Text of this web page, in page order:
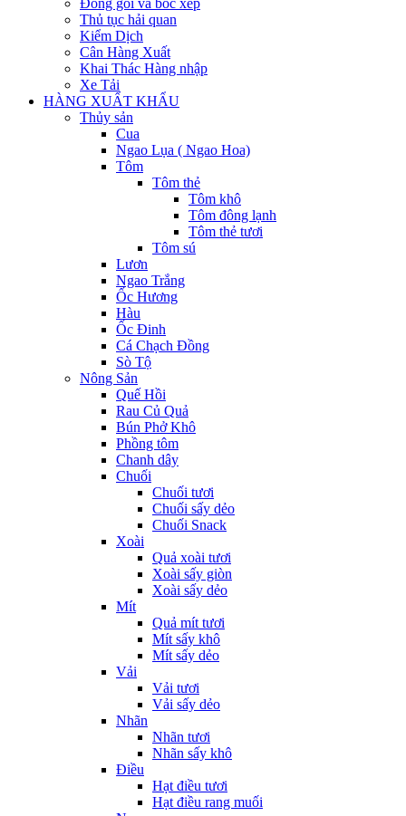
Đóng gói và bốc xếp
Thủ tục hải quan
Kiểm Dịch
Cân Hàng Xuất
Khai Thác Hàng nhập
Xe Tải
HÀNG XUẤT KHẨU
Thủy sản
Cua
Ngao Lụa ( Ngao Hoa)
Tôm
Tôm thẻ
Tôm khô
Tôm đông lạnh
Tôm thẻ tươi
Tôm sú
Lươn
Ngao Trắng
Ốc Hương
Hàu
Ốc Đinh
Cá Chạch Đồng
Sò Tộ
Nông Sản
Quế Hồi
Rau Củ Quả
Bún Phở Khô
Phồng tôm
Chanh dây
Chuối
Chuối tươi
Chuối sấy dẻo
Chuối Snack
Xoài
Quả xoài tươi
Xoài sấy giòn
Xoài sấy dẻo
Mít
Quả mít tươi
Mít sấy khô
Mít sấy dẻo
Vải
Vải tươi
Vải sấy dẻo
Nhãn
Nhãn tươi
Nhãn sấy khô
Điều
Hạt điều tươi
Hạt điều rang muối